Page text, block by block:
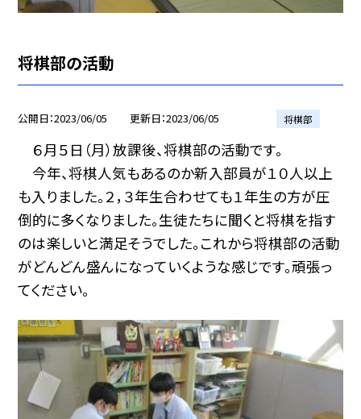
将棋部の活動
公開日 2023/06/05 更新日 2023/06/05 将棋部
６月５日（月）放課後、将棋部の活動です。
今年、将棋人気もあるのか新入部員が１０人以上
も入りました。２，３年生合わせても１年生の方が圧
倒的に多くなりました。生徒たちに聞くと将棋を指す
のは楽しいと満足そうでした。これから将棋部の活動
がどんどん盛んになっていくような感じです。頑張っ
てください。